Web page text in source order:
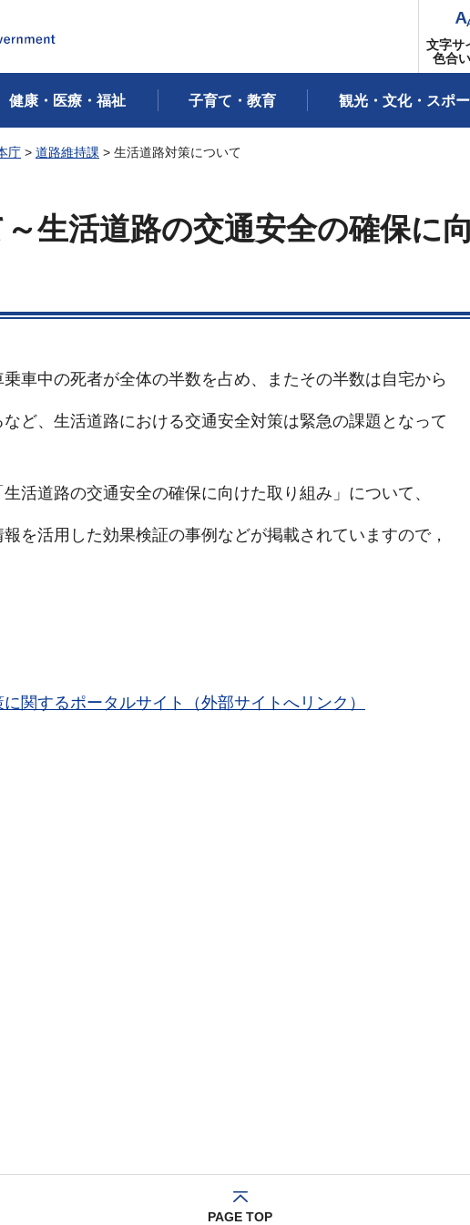
文字サ
色合
健康・医療・福祉 子育て・教育 観光・文化・スポ
庁 > 道路維持課 > 生活道路対策について
生活道路の交通安全の確保に
車中の死者が全体の半数を占め、またその半数は自宅から
ど、生活道路における交通安全対策は緊急の課題となって
活道路の交通安全の確保に向けた取り組み」について、
を活用した効果検証の事例などが掲載されていますので，
関するポータルサイト（外部サイトへリンク）
PAGE TOP